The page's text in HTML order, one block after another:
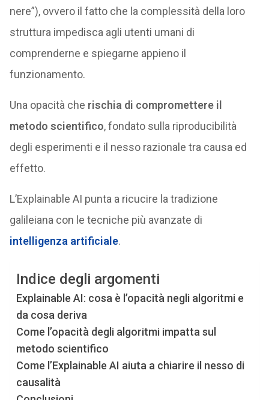
nere”), ovvero il fatto che la complessità della loro
struttura impedisca agli utenti umani di
comprenderne e spiegarne appieno il
funzionamento.
Una opacità che rischia di compromettere il
metodo scientifico, fondato sulla riproducibilità
degli esperimenti e il nesso razionale tra causa ed
effetto.
L’Explainable AI punta a ricucire la tradizione
galileiana con le tecniche più avanzate di
intelligenza artificiale.
Indice degli argomenti
Explainable AI: cosa è l’opacità negli algoritmi e
da cosa deriva
Come l’opacità degli algoritmi impatta sul
metodo scientifico
Come l’Explainable AI aiuta a chiarire il nesso di
causalità